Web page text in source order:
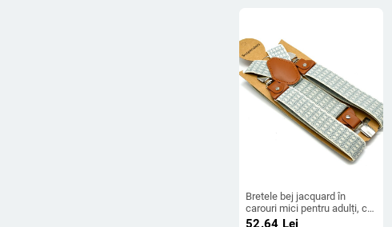
Bretele bej jacquard în
carouri mici pentru adulți, cu
3 clipuri, pentru bărbați,
52.64 Lei